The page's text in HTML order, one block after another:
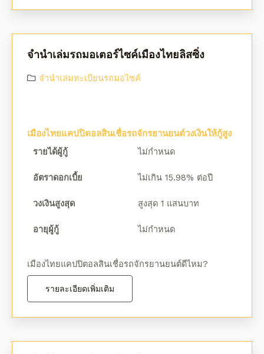
จํานําเล่มรถมอเตอร์ไซค์เมืองไทยลิสซิ่ง
จํานําเล่มทะเบียนรถมอไซค์
เมืองไทยแคปปิตอลสินเชื่อรถจักรยานยนต์วงเงินให้กู้สูง
รายได้ผู้กู้ ไม่กำหนด
อัตราดอกเบี้ย ไม่เกิน 15.98% ต่อปี
วงเงินสูงสุด สูงสุด 1 แสนบาท
อายุผู้กู้ ไม่กำหนด
เมืองไทยแคปปิตอลสินเชื่อรถจักรยานยนต์ดีไหม?
รายละเอียดเพิ่มเติม